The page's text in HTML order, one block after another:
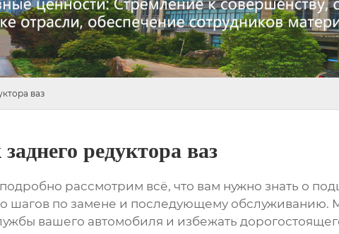
ваз
редуктора ваз
рассмотрим всё, что вам нужно знать о
шагов по замене и последующему обслуживанию.
вашего автомобиля и избежать